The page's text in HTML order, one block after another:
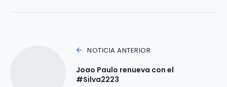
NOTICIA ANTERIOR
Joao Paulo renueva con el
#Silva2223